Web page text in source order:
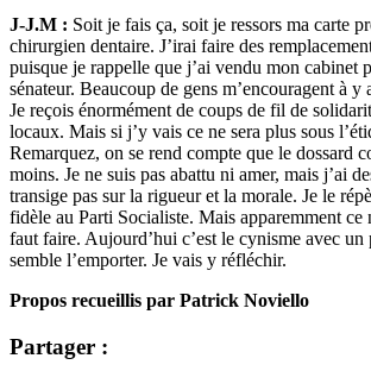
J-J.M : Soit je fais ça, soit je ressors ma carte
chirurgien dentaire. J’irai faire des
puisque je rappelle que j’ai vendu mon cabinet
sénateur. Beaucoup de gens m’encouragent à y
Je reçois énormément de coups de fil de
locaux. Mais si j’y vais ce ne sera plus sous
Remarquez, on se rend compte que le dossard
moins. Je ne suis pas abattu ni amer, mais j’ai
transige pas sur la rigueur et la morale. Je le
fidèle au Parti Socialiste. Mais apparemment ce
faut faire. Aujourd’hui c’est le cynisme avec un
semble l’emporter. Je vais y réfléchir.
Propos recueillis par Patrick Noviello
Partager :